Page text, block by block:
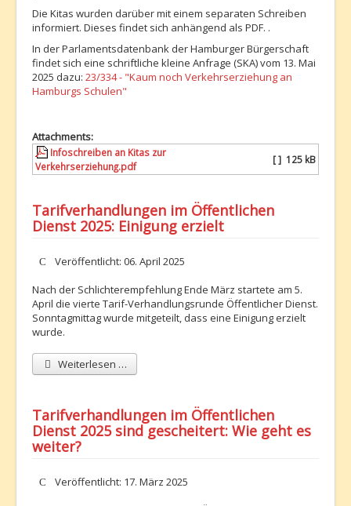
Die Kitas wurden darüber mit einem separaten Schreiben
informiert. Dieses findet sich anhängend als PDF. .
In der Parlamentsdatenbank der Hamburger Bürgerschaft
findet sich eine schriftliche kleine Anfrage (SKA) vom 13. Mai
2025 dazu: 23/334 - "Kaum noch Verkehrserziehung an
Hamburgs Schulen"
Attachments:
Infoschreiben an Kitas zur
Verkehrserziehung.pdf
[ ] 125 kB
Tarifverhandlungen im Öffentlichen
Dienst 2025: Einigung erzielt
DetailsVeröffentlicht: 06. April 2025
Nach der Schlichterempfehlung Ende März startete am 5.
April die vierte Tarif-Verhandlungsrunde Öffentlicher Dienst.
Sonntagmittag wurde mitgeteilt, dass eine Einigung erzielt
wurde.
Weiterlesen …
Tarifverhandlungen im Öffentlichen
Dienst 2025 sind gescheitert: Wie geht es
weiter?
DetailsVeröffentlicht: 17. März 2025